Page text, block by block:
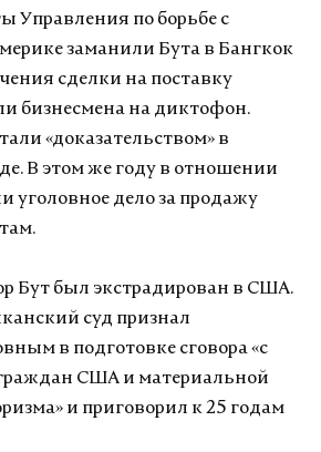
Управления по борьбе с
заманили Бута в Бангкок
сделки на поставку
бизнесмена на диктофон.
«доказательством» в
В этом же году в отношении
уголовное дело за продажу
Бут был экстрадирован в США.
суд признал
в подготовке сговора «с
США и материальной
и приговорил к 25 годам